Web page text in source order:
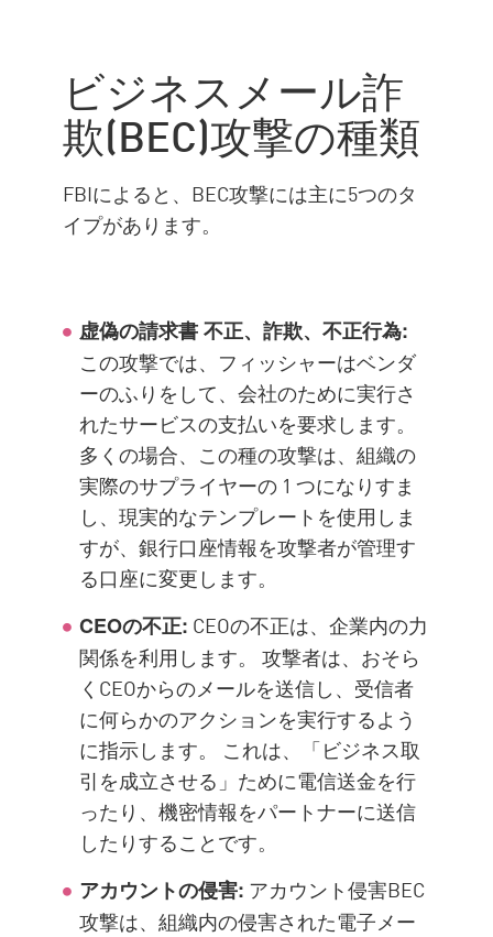
ビジネスメール詐
欺(BEC)攻撃の種類
FBIによると、BEC攻撃には主に5つのタ
イプがあります。
虚偽の請求書 不正、詐欺、不正行為:
この攻撃では、フィッシャーはベンダ
ーのふりをして、会社のために実行さ
れたサービスの支払いを要求します。
多くの場合、この種の攻撃は、組織の
実際のサプライヤーの 1 つになりすま
し、現実的なテンプレートを使用しま
すが、銀行口座情報を攻撃者が管理す
る口座に変更します。
CEOの不正: CEOの不正は、企業内の力
関係を利用します。 攻撃者は、おそら
くCEOからのメールを送信し、受信者
に何らかのアクションを実行するよう
に指示します。 これは、「ビジネス取
引を成立させる」ために電信送金を行
ったり、機密情報をパートナーに送信
したりすることです。
アカウントの侵害: アカウント侵害BEC
攻撃は、組織内の侵害された電子メー